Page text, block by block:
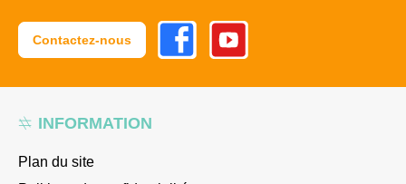
INFORMATION
Plan du site
Contactez-nous
FacebookYoutube